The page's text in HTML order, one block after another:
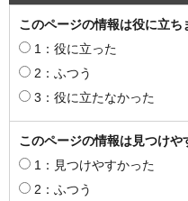
このページの情報は役に立ち
1：役に立った
2：ふつう
3：役に立たなかった
このページの情報は見つけや
1：見つけやすかった
2：ふつう